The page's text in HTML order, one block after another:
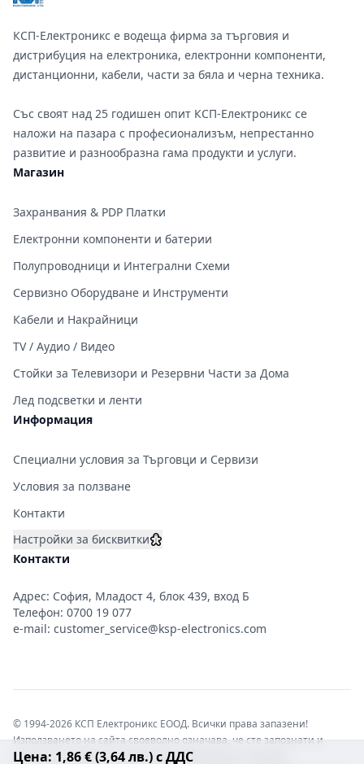
Цена: 1,86 € (3,64 лв.) с ДДС
КСП-Електроникс е водеща фирма за търговия и
дистрибуция на електроника, електронни компоненти,
дистанционни, кабели, части за бяла и черна техника.
Със своят над 25 годишен опит КСП-Електроникс се
наложи на пазара с професионализъм, непрестанно
развитие и разнообразна гама продукти и услуги.
Магазин
Захранвания & PDP Платки
Електронни компоненти и батерии
Полупроводници и Интегрални Схеми
Сервизно Оборудване и Инструменти
Кабели и Накрайници
TV / Аудио / Видео
Стойки за Телевизори и Резервни Части за Дома
Лед подсветки и ленти
Информация
Специални условия за Търговци и Сервизи
Условия за ползване
Контакти
Настройки за бисквитки
Контакти
Адрес: София, Младост 4, блок 439, вход Б
Телефон: 0700 19 077
e-mail: customer_service@ksp-electronics.com
© 1994-2026 КСП Електроникс ЕООД. Всички права запазени!
Използването на сайта своеволно означава, че сте запознати и
съгласни с правната информация обвързваща софтуера.